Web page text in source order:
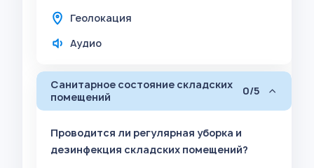
Геолокация
Аудио
Санитарное состояние складских
помещений
0/5
Проводится ли регулярная уборка и
дезинфекция складских помещений?